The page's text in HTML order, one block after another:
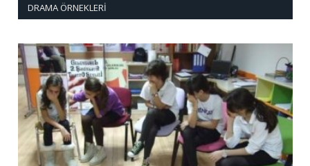
DRAMA ÖRNEKLERI